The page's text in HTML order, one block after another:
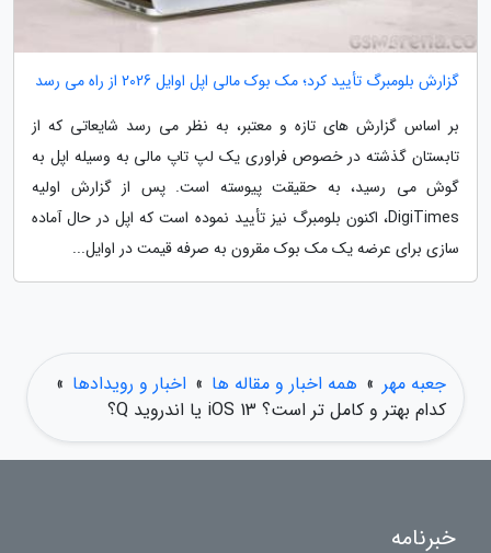
گزارش بلومبرگ تأیید کرد؛ مک بوک مالی اپل اوایل 2026 از راه می رسد
بر اساس گزارش های تازه و معتبر، به نظر می رسد شایعاتی که از
تابستان گذشته در خصوص فراوری یک لپ تاپ مالی به وسیله اپل به
گوش می رسید، به حقیقت پیوسته است. پس از گزارش اولیه
DigiTimes، اکنون بلومبرگ نیز تأیید نموده است که اپل در حال آماده
سازی برای عرضه یک مک بوک مقرون به صرفه قیمت در اوایل...
جعبه مهر » همه اخبار و مقاله ها » اخبار و رویدادها »
کدام بهتر و کامل تر است؟ iOS 13 یا اندروید Q؟
خبرنامه